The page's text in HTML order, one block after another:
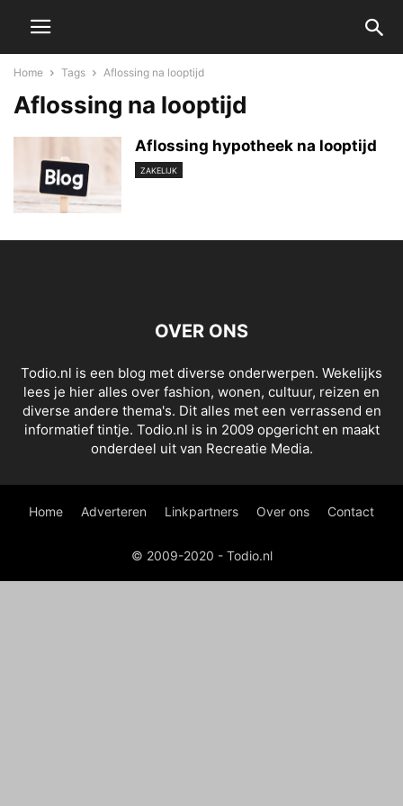
Home Tags Aflossing na looptijd
Aflossing na looptijd
Aflossing hypotheek na looptijd
ZAKELIJK
OVER ONS
Todio.nl is een blog met diverse onderwerpen. Wekelijks
lees je hier alles over fashion, wonen, cultuur, reizen en
diverse andere thema's. Dit alles met een verrassend en
informatief tintje. Todio.nl is in 2009 opgericht en maakt
onderdeel uit van Recreatie Media.
Home Adverteren Linkpartners Over ons Contact
© 2009-2020 - Todio.nl